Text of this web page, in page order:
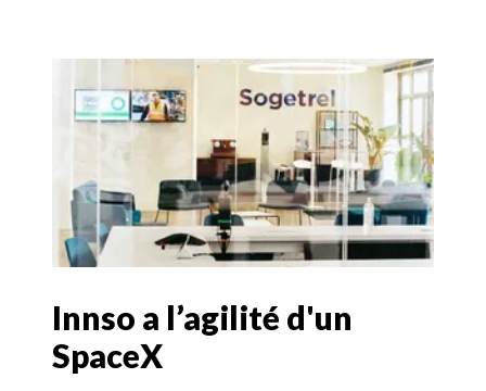
Innso a l’agilité d'un
SpaceX